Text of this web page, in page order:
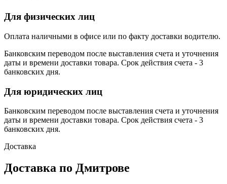
Для физических лиц
Оплата наличными в офисе или по факту доставки водителю.
Банковским переводом после выставления счета и уточнения
даты и времени доставки товара. Срок действия счета - 3
банковских дня.
Для юридических лиц
Банковским переводом после выставления счета и уточнения
даты и времени доставки товара. Срок действия счета - 3
банковских дня.
Доставка
Доставка по Дмитрове